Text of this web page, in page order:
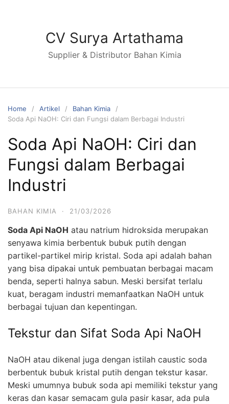
CV Surya Artathama
Supplier & Distributor Bahan Kimia
Home Artikel
Bahan Kimia
Soda Api NaOH: Ciri dan Fungsi dalam Berbagai Industri
Soda Api NaOH: Ciri dan
Fungsi dalam Berbagai
Industri
BAHAN KIMIA · 21/03/2026
Soda Api NaOH atau natrium hidroksida merupakan
senyawa kimia berbentuk bubuk putih dengan
partikel-partikel mirip kristal. Soda api adalah bahan
yang bisa dipakai untuk pembuatan berbagai macam
benda, seperti halnya sabun. Meski bersifat terlalu
kuat, beragam industri memanfaatkan NaOH untuk
berbagai tujuan dan kepentingan.
Tekstur dan Sifat Soda Api NaOH
NaOH atau dikenal juga dengan istilah caustic soda
berbentuk bubuk kristal putih dengan tekstur kasar.
Meski umumnya bubuk soda api memiliki tekstur yang
keras dan kasar semacam gula pasir kasar, ada pula